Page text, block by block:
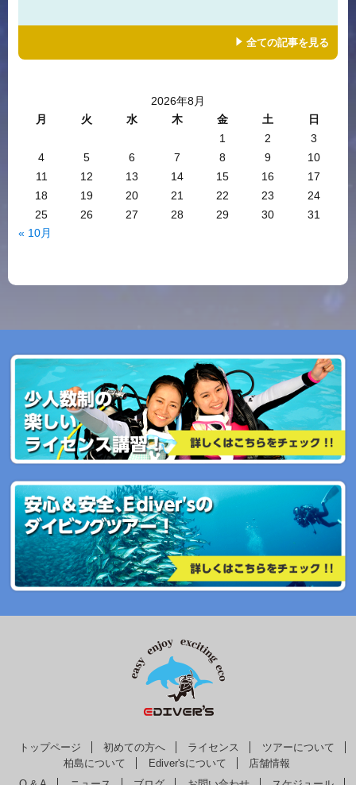
全ての記事を見る
2026年8月
月
火 水 木 金 土
日
1
2
3
4
5 6 7 8 9
10
11
12 13 14 15 16
17
18
19 20 21 22 23
24
25
26 27 28 29 30
31
« 10月
トップページ 初めての方へ ライセンス
ツアーについて
柏島について
Ediver'sについて
店舗情報